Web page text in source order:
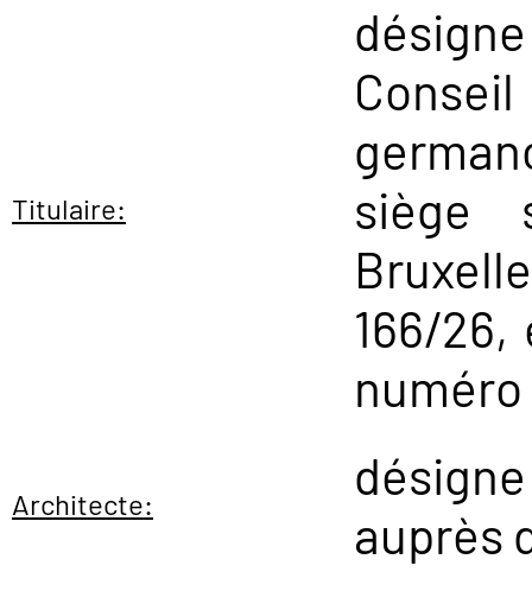
Titulaire:
siège
166/
numéro
Architecte:
auprès